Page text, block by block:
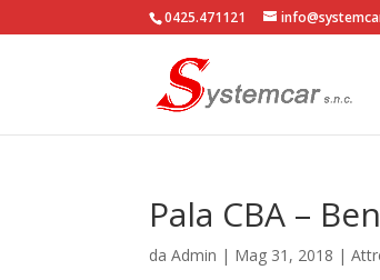
0425.471121
Pala CBA –
daAdmin | Mag 31, 2018 |